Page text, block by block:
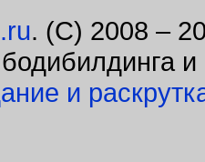
. (C) 2008 –
и